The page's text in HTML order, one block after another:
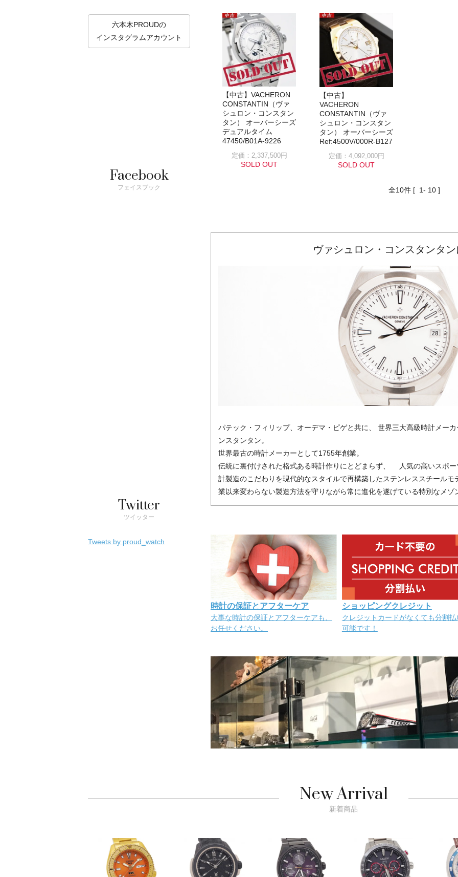
【中古】VACHERON
CONSTANTIN（ヴァ
シュロン・コンスタン
タン） オーバーシーズ
デュアルタイム
47450/B01A-9226
定価：2,337,500円
SOLD OUT
【中古】
VACHERON
CONSTANTIN（ヴァ
シュロン・コンスタン
タン） オーバーシーズ
Ref:4500V/000R-B127
定価：4,092,000円
SOLD OUT
全10件 [ 1- 10 ]
ヴァシュロン・コンスタンタ
パテック・フィリップ、オーデマ・ピゲと共に、 世界三大高級時計メー
ンスタンタン。
世界最古の時計メーカーとして1755年創業。
伝統に裏付けされた格式ある時計作りにとどまらず、 人気の高いスポ
計製造のこだわりを現代的なスタイルで再構築したステンレススチール
業以来変わらない製造方法を守りながら常に進化を遂げている特別なメゾ
時計の保証とアフターケア
大事な時計の保証とアフターケアも、
お任せください。
ショッピングクレジット
クレジットカードがなくても分割払
可能です！
New Arrival
新着商品
六本木PROUDの
インスタグラムアカウント
Facebook
フェイスブック
Twitter
ツイッター
Tweets by proud_watch